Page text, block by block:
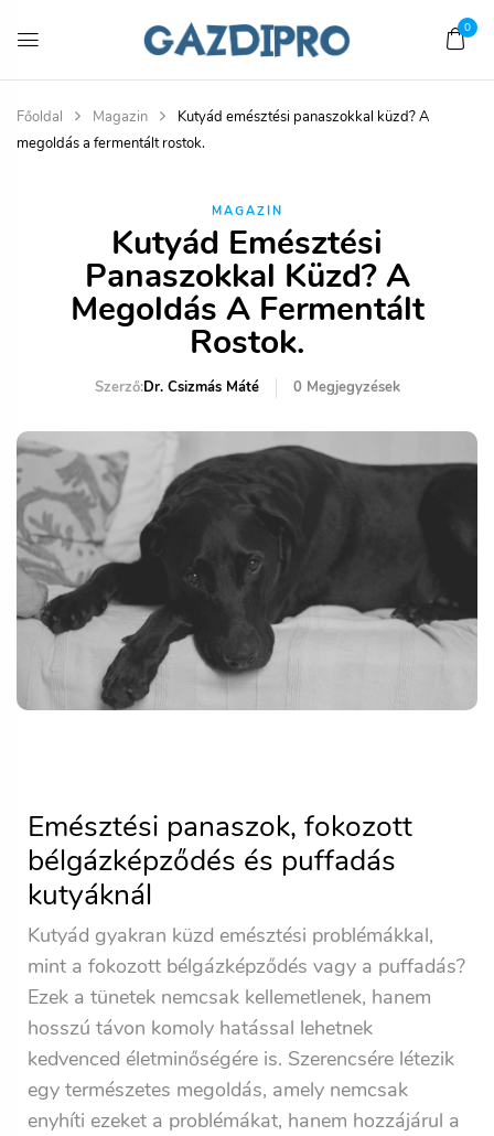
0
Főoldal Magazin
Kutyád emésztési panaszokkal küzd? A
megoldás a fermentált rostok.
MAGAZIN
Kutyád Emésztési
Panaszokkal Küzd? A
Megoldás A Fermentált
Rostok.
Szerző:Dr. Csizmás Máté 0Megjegyzések
Emésztési panaszok, fokozott
bélgázképződés és puffadás
kutyáknál
Kutyád gyakran küzd emésztési problémákkal,
mint a fokozott bélgázképződés vagy a puffadás?
Ezek a tünetek nemcsak kellemetlenek, hanem
hosszú távon komoly hatással lehetnek
kedvenced életminőségére is. Szerencsére létezik
egy természetes megoldás, amely nemcsak
enyhíti ezeket a problémákat, hanem hozzájárul a